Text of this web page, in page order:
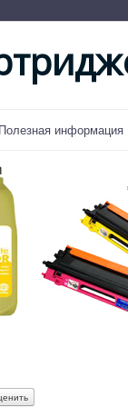
Полезная информация